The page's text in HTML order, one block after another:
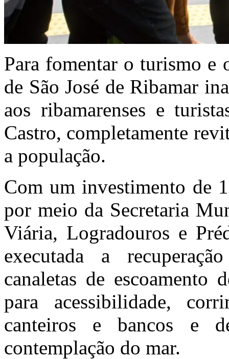
Para fomentar o turismo e
de São José de Ribamar
aos ribamarenses e
Castro, completamente
a população.
Com um investimento de
por meio da Secretaria
Viária, Logradouros e
executada a
canaletas de escoamento
para acessibilidade,
canteiros e bancos e
contemplação do mar.